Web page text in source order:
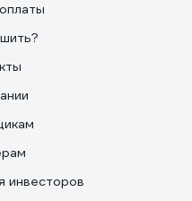
инвесторов